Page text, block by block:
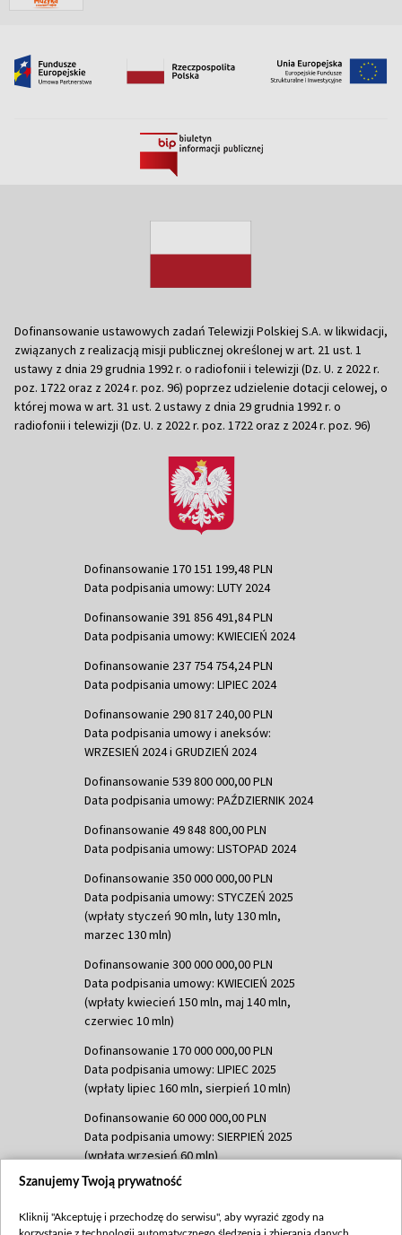
Dofinansowanie ustawowych zadań Telewizji Polskiej S.A. w likwidacji,
związanych z realizacją misji publicznej określonej w art. 21 ust. 1
ustawy z dnia 29 grudnia 1992 r. o radiofonii i telewizji (Dz. U. z 2022 r.
poz. 1722 oraz z 2024 r. poz. 96) poprzez udzielenie dotacji celowej, o
której mowa w art. 31 ust. 2 ustawy z dnia 29 grudnia 1992 r. o
radiofonii i telewizji (Dz. U. z 2022 r. poz. 1722 oraz z 2024 r. poz. 96)
Dofinansowanie 170 151 199,48 PLN
Data podpisania umowy: LUTY 2024
Dofinansowanie 391 856 491,84 PLN
Data podpisania umowy: KWIECIEŃ 2024
Dofinansowanie 237 754 754,24 PLN
Data podpisania umowy: LIPIEC 2024
Dofinansowanie 290 817 240,00 PLN
Data podpisania umowy i aneksów:
WRZESIEŃ 2024 i GRUDZIEŃ 2024
Dofinansowanie 539 800 000,00 PLN
Data podpisania umowy: PAŹDZIERNIK 2024
Dofinansowanie 49 848 800,00 PLN
Data podpisania umowy: LISTOPAD 2024
Dofinansowanie 350 000 000,00 PLN
Data podpisania umowy: STYCZEŃ 2025
(wpłaty styczeń 90 mln, luty 130 mln,
marzec 130 mln)
Dofinansowanie 300 000 000,00 PLN
Data podpisania umowy: KWIECIEŃ 2025
(wpłaty kwiecień 150 mln, maj 140 mln,
czerwiec 10 mln)
Dofinansowanie 170 000 000,00 PLN
Data podpisania umowy: LIPIEC 2025
(wpłaty lipiec 160 mln, sierpień 10 mln)
Dofinansowanie 60 000 000,00 PLN
Data podpisania umowy: SIERPIEŃ 2025
(wpłata wrzesień 60 mln)
Dofinansowanie 635 783 051,21 PLN
(wpłata wrzesień 100 mln, październik 350
Szanujemy Twoją prywatność
Kliknij "Akceptuję i przechodzę do serwisu", aby wyrazić zgody na